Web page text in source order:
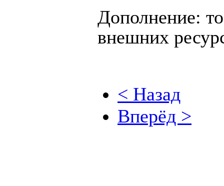
Дополнение:
внешних
< Назад
Вперёд >